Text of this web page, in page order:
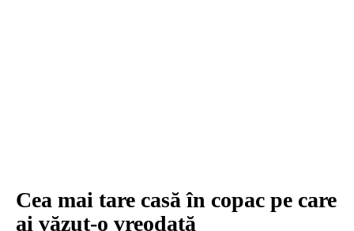
Cea mai tare casă în copac pe care
ai văzut-o vreodată